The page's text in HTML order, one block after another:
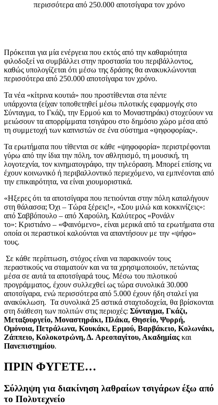
περισσότερα από 250.000 αποτσίγαρα τον χρόνο
Πρόκειται για μία ενέργεια που εκτός από την καθαριότητα
φιλοδοξεί να συμβάλλει στην προστασία του περιβάλλοντος,
καθώς υπολογίζεται ότι μέσω της δράσης θα ανακυκλώνονται
περισσότερα από 250.000 αποτσίγαρα τον χρόνο.
Τα νέα «κίτρινα κουτιά» που προστίθενται στα πέντε
υπάρχοντα (είχαν τοποθετηθεί μέσω πιλοτικής εφαρμογής στο
Σύνταγμα, το Γκάζι, την Ερμού και το Μοναστηράκι) στοχεύουν να
μειώσουν τα απορρίμματα τσιγάρου στο δημόσιο χώρο μέσα από
τη συμμετοχή των καπνιστών σε ένα σύστημα «ψηφοφορίας».
Τα ερωτήματα που τίθενται σε κάθε «ψηφοφορία» περιστρέφονται
γύρω από την ίδια την πόλη, τον αθλητισμό, τη μουσική, τη
λογοτεχνία, τον κινηματογράφο, την τηλεόραση. Μπορεί επίσης να
έχουν κοινωνικό ή περιβαλλοντικό περιεχόμενο, να εμπνέονται από
την επικαιρότητα, να είναι χιουμοριστικά.
«Ηξερες ότι τα αποτσίγαρα που πετιούνται στην πόλη καταλήγουν
στη θάλασσα; Όχι – Τώρα ξέρεις!», «Σου μιλώ και κοκκινίζεις»:
από Σαββόπουλο – από Χαρούλη, Καλύτερος «Ρονάλν
το»: Kριστιάνο – «Φαινόμενο», είναι μερικά από τα ερωτήματα στα
οποία οι περαστικοί καλούνται να απαντήσουν με την «ψήφο»
τους.
Σε κάθε περίπτωση, στόχος είναι να παρακινούν τους
περαστικούς να σταματούν και να τα χρησιμοποιούν, πετώντας
μέσα σε αυτά τα αποτσίγαρά τους. Μέσω του πιλοτικού
προγράμματος, έχουν συλλεχθεί ως τώρα συνολικά 30.000
αποτσίγαρα, ενώ περισσότερα από 5.000 έχουν ήδη σταλεί για
ανακύκλωση. Τα συνολικά 25 αστικά σταχτοδοχεία, θα βρίσκονται
στη διάθεση των πολιτών στις περιοχές: Σύνταγμα, Γκάζι,
Μεταξουργείο, Μοναστηράκι, Πλάκα, Θησείο, Ψυρρή,
Ομόνοια, Πετράλωνα, Κουκάκι, Ερμού, Βαρβάκειο, Κολωνάκι,
Ζάππειο, Κολοκοτρώνη, Δ. Αρεοπαγίτου, Ακαδημίας και
Πανεπιστημίου.
ΠΡΙΝ ΦΥΓΕΤΕ…
Σύλληψη για διακίνηση λαθραίων τσιγάρων έξω από
το Πολυτεχνείο